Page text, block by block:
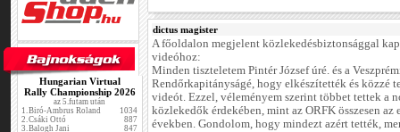
Hungarian Virtual
Rally Championship 2026
az 5.futam után
1.Biró-Ambrus Roland
1034
2.Csáki Ottó
887
3.Balogh Jani
847
dictus magister
A főoldalon megjelent közlekedésbiztonsággal
videóhoz:
Minden tiszteletem Pintér József úré. és a
Rendőrkapitányságé, hogy elkészítették és közzé
videót. Ezzel, véleményem szerint többet tettek a
közlekedők érdekében, mint az ORFK összesen az
években. Gondolom, hogy mindezt azért tették,